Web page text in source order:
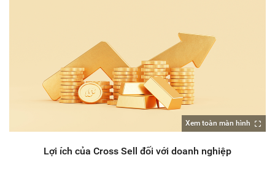
Xem toàn màn hình
Lợi ích của Cross Sell đối với doanh nghiệp